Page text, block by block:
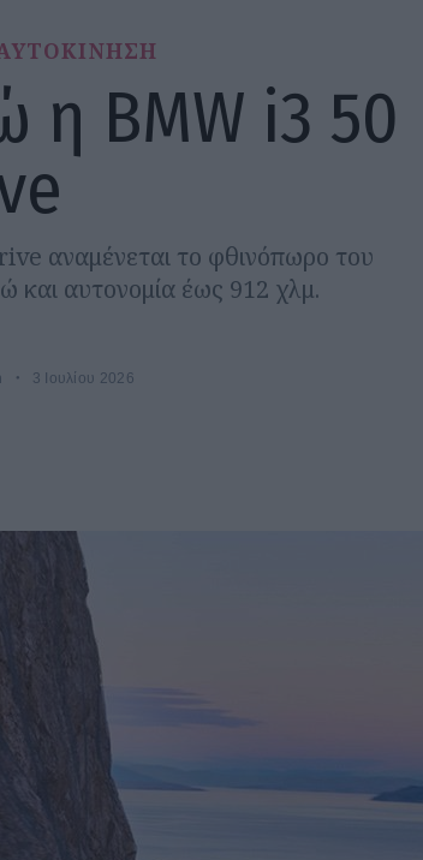
η BMW i3 50
αναμένεται το φθινόπωρο του
και αυτονομία έως 912 χλμ.
3 Ιουλίου 2026